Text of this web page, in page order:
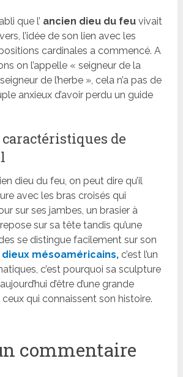
que l’ ancien dieu du feu vivait
l’idée de son lien avec les
cardinales a commencé. A
on l’appelle « seigneur de la
de l’herbe », cela n’a pas de
anxieux d’avoir perdu un guide
de
dieu du feu, on peut dire qu’il
avec les bras croisés qui
sur ses jambes, un brasier à
sur sa tête tandis qu’une
se distingue facilement sur son
dieux mésoaméricains, c’est l’un
c’est pourquoi sa sculpture
d’être d’une grande
qui connaissent son histoire.
commentaire